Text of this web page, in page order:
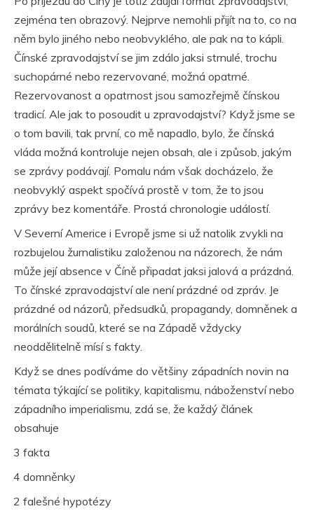
zejména ten obrazový. Nejprve nemohli přijít na to, co na
něm bylo jiného nebo neobvyklého, ale pak na to kápli.
Čínské zpravodajství se jim zdálo jaksi strnulé, trochu
suchopárné nebo rezervované, možná opatrné.
Rezervovanost a opatrnost jsou samozřejmě čínskou
tradicí. Ale jak to posoudit u zpravodajství? Když jsme se
o tom bavili, tak první, co mě napadlo, bylo, že čínská
vláda možná kontroluje nejen obsah, ale i způsob, jakým
se zprávy podávají. Pomalu nám však docházelo, že
neobvyklý aspekt spočívá prostě v tom, že to jsou
zprávy bez komentáře. Prostá chronologie událostí.
V Severní Americe i Evropě jsme si už natolik zvykli na
rozbujelou žurnalistiku založenou na názorech, že nám
může její absence v Číně připadat jaksi jalová a prázdná.
To čínské zpravodajství ale není prázdné od zpráv. Je
prázdné od názorů, předsudků, propagandy, domněnek a
morálních soudů, které se na Západě vždycky
neoddělitelně mísí s fakty.
Když se dnes podíváme do většiny západních novin na
témata týkající se politiky, kapitalismu, náboženství nebo
západního imperialismu, zdá se, že každý článek
obsahuje
3 fakta
4 domněnky
2 falešné hypotézy